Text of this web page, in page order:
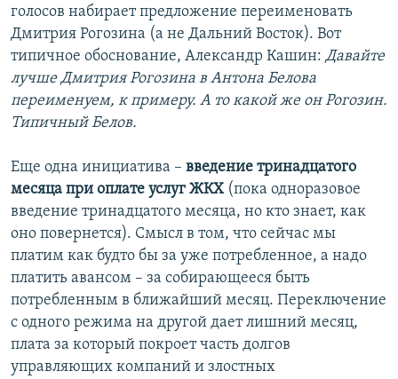
голосов набирает предложение переименовать
Дмитрия Рогозина (а не Дальний Восток). Вот
типичное обоснование, Александр Кашин: Давайте
лучше Дмитрия Рогозина в Антона Белова
переименуем, к примеру. А то какой же он Рогозин.
Типичный Белов.
Еще одна инициатива – введение тринадцатого
месяца при оплате услуг ЖКХ(пока одноразовое
введение тринадцатого месяца, но кто знает, как
оно повернется). Смысл в том, что сейчас мы
платим как будто бы за уже потребленное, а надо
платить авансом – за собирающееся быть
потребленным в ближайший месяц. Переключение
с одного режима на другой дает лишний месяц,
плата за который покроет часть долгов
управляющих компаний и злостных